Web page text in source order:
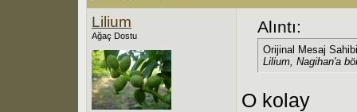
Lilium
Ağaç Dostu Alıntı:
Orijinal Mesaj
Lilium, Nagihan'a
O kolay